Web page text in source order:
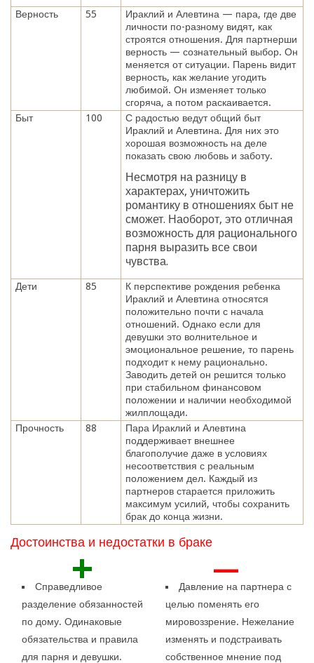
Верность 55
Ираклий и Алевтина — пара, где две
личности по-разному видят, как
строятся отношения. Для партнерши
верность — сознательный выбор. Он
меняется от ситуации. Парень видит
верность, как желание угодить
любимой. Он изменяет только
сгоряча, а потом раскаивается.
Быт
100
С радостью ведут общий быт
Ираклий и Алевтина. Для них это
хорошая возможность на деле
показать свою любовь и заботу.
Несмотря на разницу в
характерах, уничтожить
романтику в отношениях быт не
сможет. Наоборот, это отличная
возможность для рационального
парня выразить все свои
чувства.
Дети 85
К перспективе рождения ребенка
Ираклий и Алевтина относятся
положительно почти с начала
отношений. Однако если для
девушки это волнительное и
эмоциональное решение, то парень
подходит к нему рационально.
Заводить детей он решится только
при стабильном финансовом
положении и наличии необходимой
жилплощади.
Прочность
88
Пара Ираклий и Алевтина
поддерживает внешнее
благополучие даже в условиях
несоответствия с реальным
положением дел. Каждый из
партнеров старается приложить
максимум усилий, чтобы сохранить
брак до конца жизни.
Достоинства и недостатки в браке
+
Справедливое
разделение обязанностей
по дому. Одинаковые
обязательства и правила
для парня и девушки.
—
Давление на партнера с
целью поменять его
мировоззрение. Нежелание
изменять и подстраивать
собственное мнение под